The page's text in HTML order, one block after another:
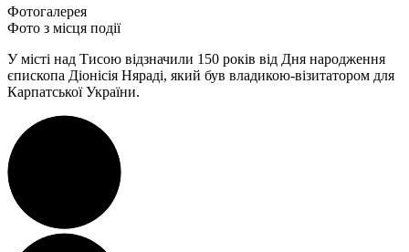
Фотогалерея
Фото з місця події
У місті над Тисою відзначили 150 років від Дня народження
єпископа Діонісія Няраді, який був владикою-візитатором для
Карпатської України.